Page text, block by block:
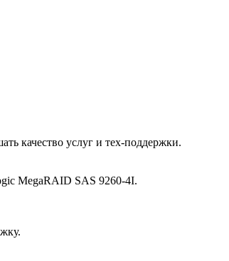
качество услуг и тех-поддержки.
MegaRAID SAS 9260-4I.